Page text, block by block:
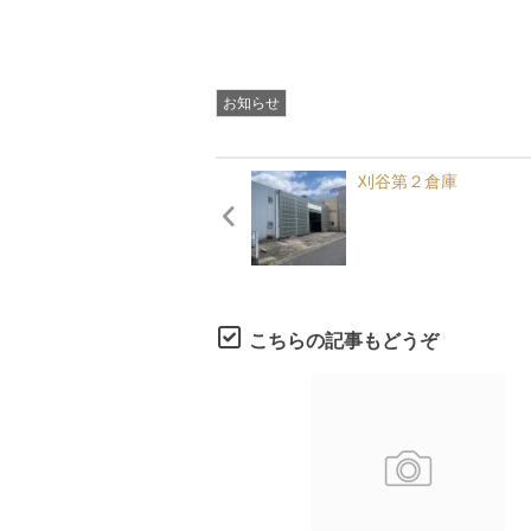
お知らせ
刈谷第２倉庫
こちらの記事もどうぞ